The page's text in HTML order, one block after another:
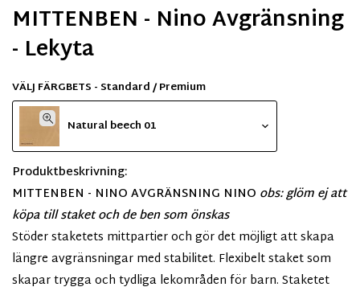
MITTENBEN - Nino Avgränsning
- Lekyta
VÄLJ FÄRGBETS - Standard / Premium
Natural beech 01
Produktbeskrivning:
MITTENBEN - NINO AVGRÄNSNING NINO obs: glöm ej att
köpa till staket och de ben som önskas
Stöder staketets mittpartier och gör det möjligt att skapa
längre avgränsningar med stabilitet. Flexibelt staket som
skapar trygga och tydliga lekområden för barn. Staketet